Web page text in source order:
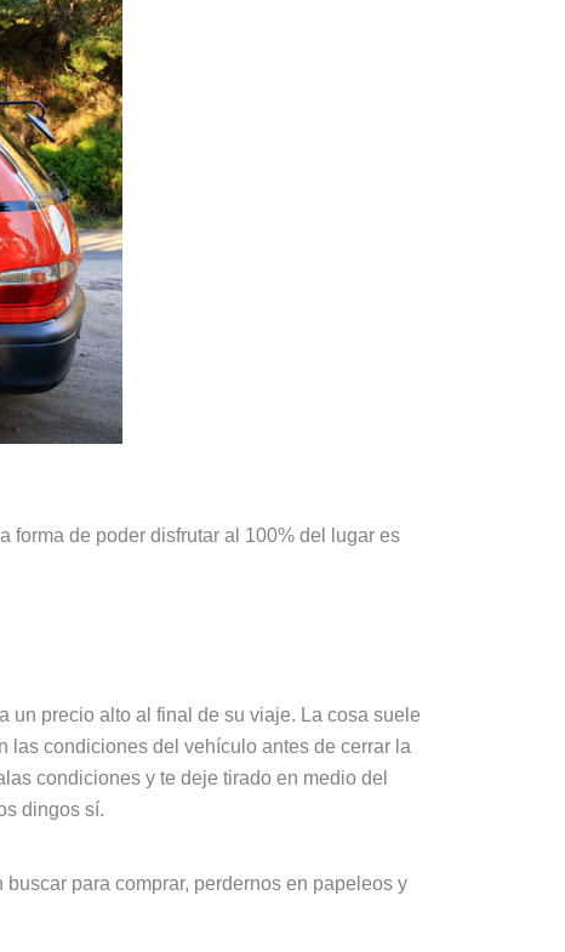
forma de poder disfrutar al 100% del lugar es
un precio alto al final de su viaje. La cosa suele
las condiciones del vehículo antes de cerrar la
condiciones y te deje tirado en medio del
dingos sí.
para comprar, perdernos en papeleos y